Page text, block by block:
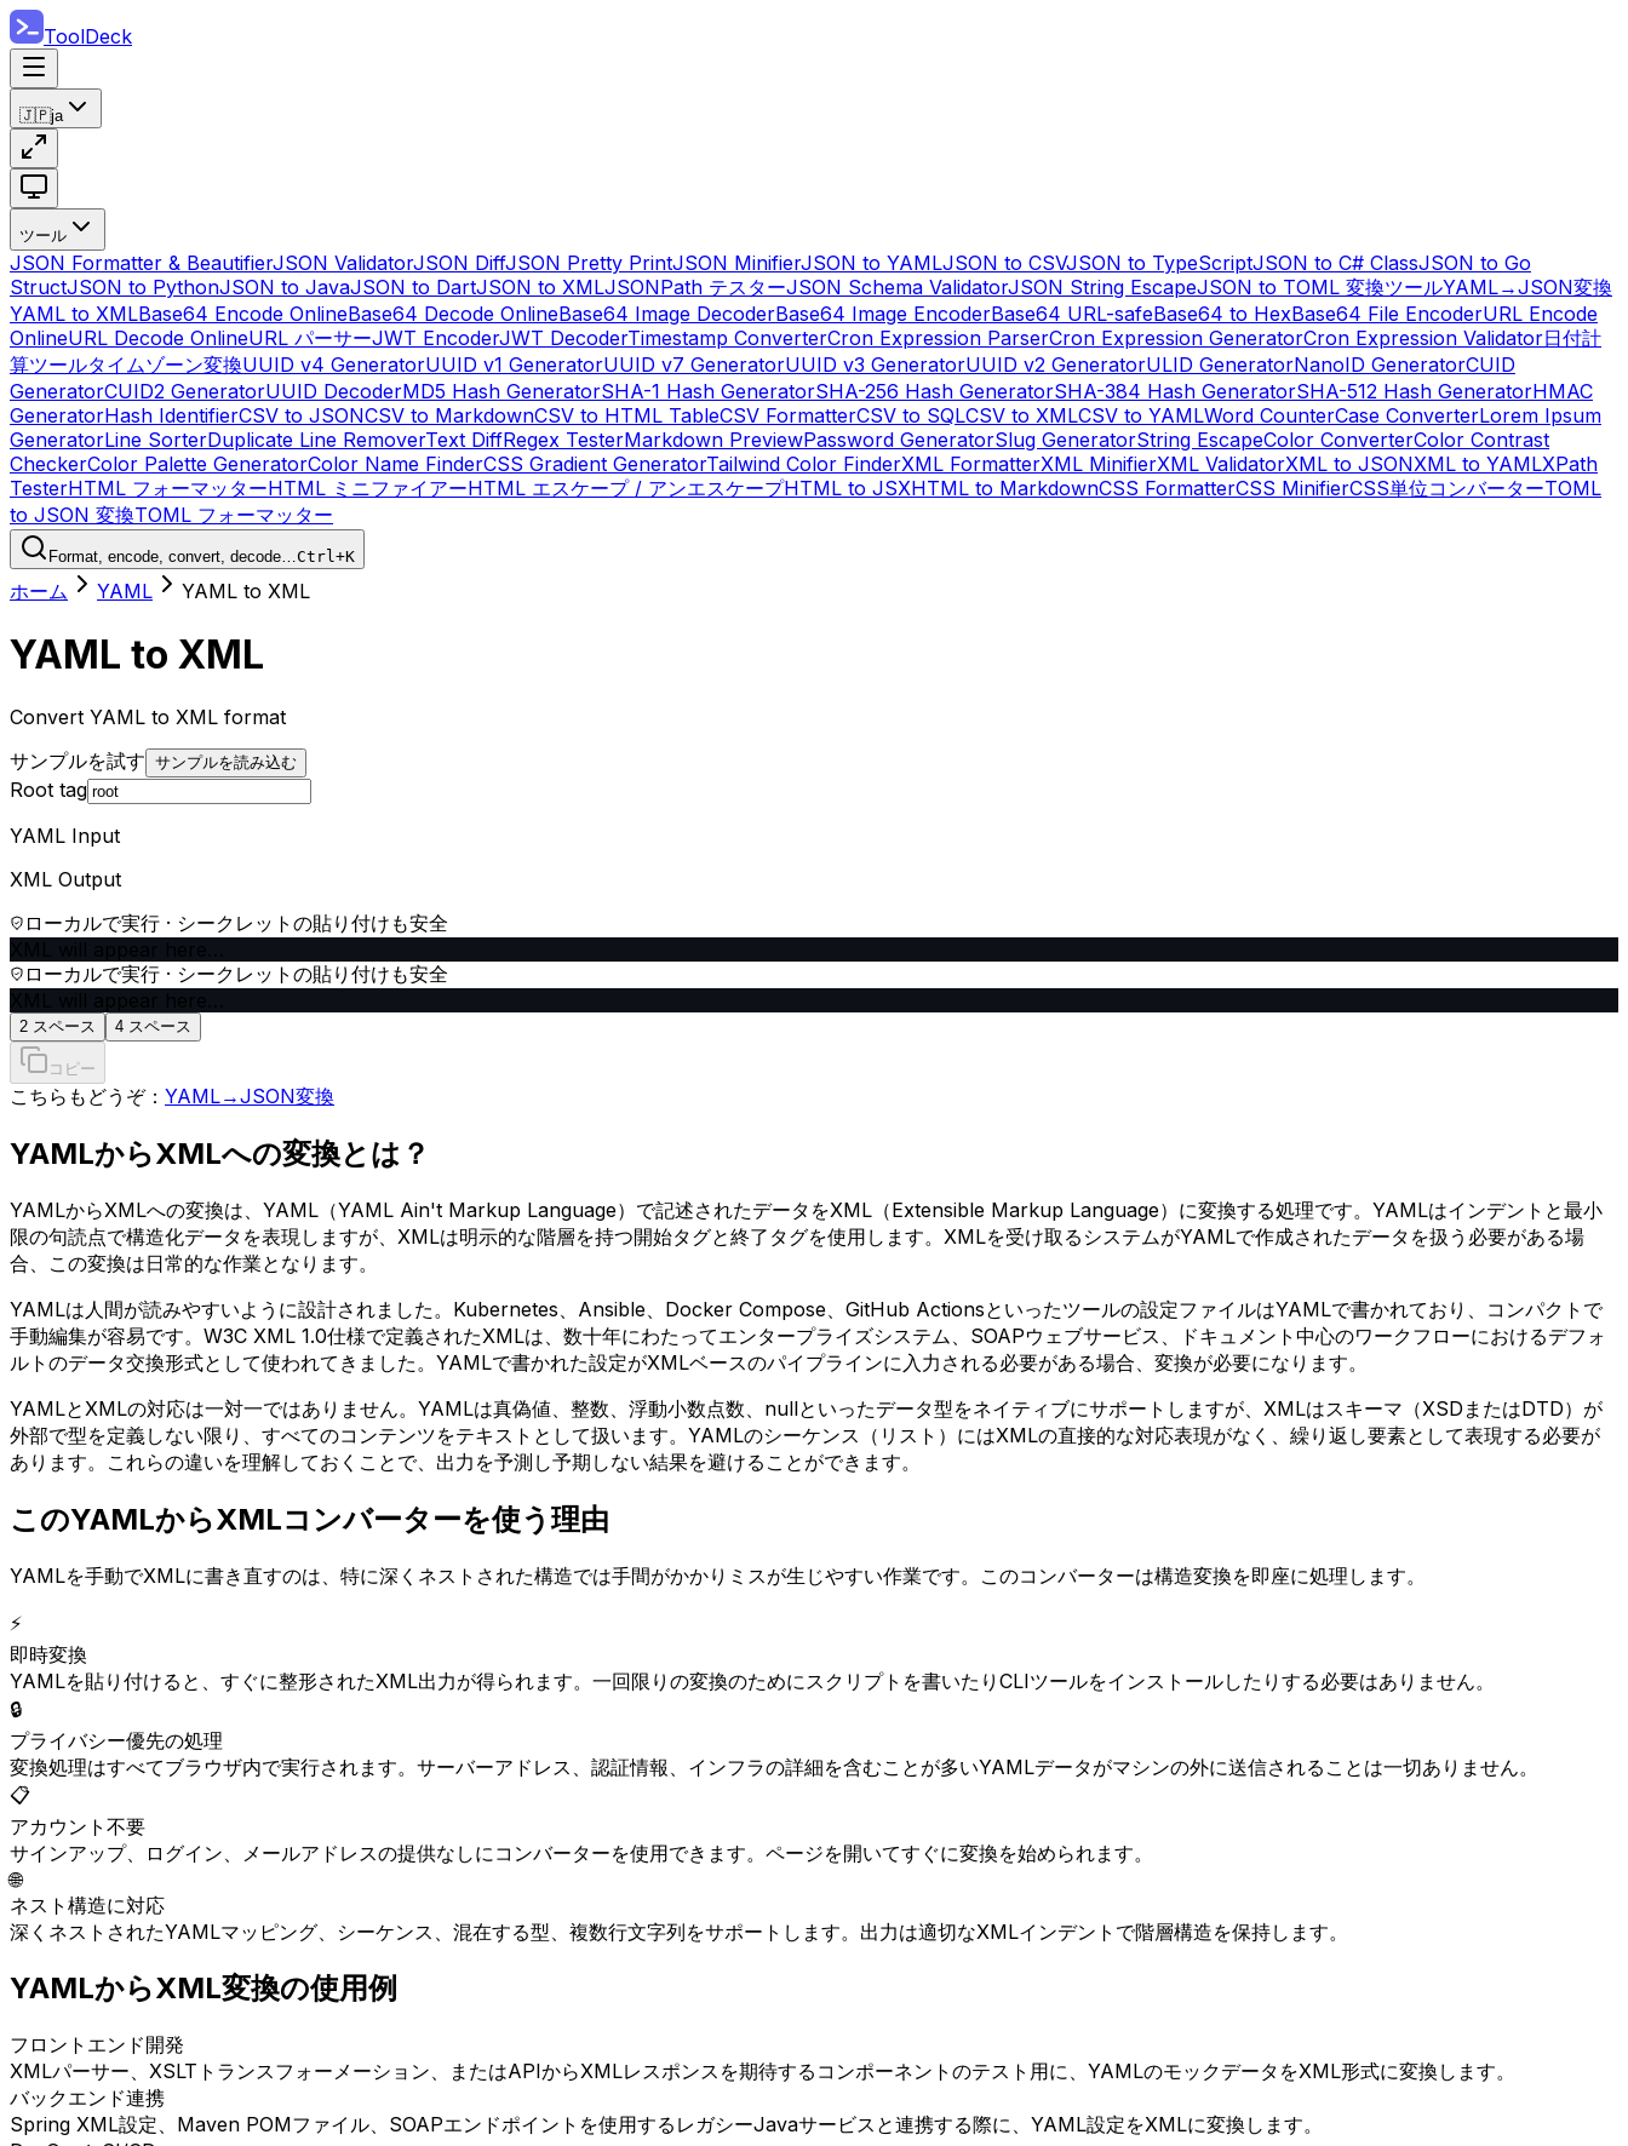
ToolDeck
🇯🇵ja
ツール
JSON Formatter & BeautifierJSON ValidatorJSON DiffJSON Pretty PrintJSON MinifierJSON to YAMLJSON to CSVJSON to TypeScriptJSON to C# ClassJSON to Go
StructJSON to PythonJSON to JavaJSON to DartJSON to XMLJSONPath テスターJSON Schema ValidatorJSON String EscapeJSON to TOML 変換ツールYAML→JSON変換
YAML to XMLBase64 Encode OnlineBase64 Decode OnlineBase64 Image DecoderBase64 Image EncoderBase64 URL-safeBase64 to HexBase64 File EncoderURL Encode
OnlineURL Decode OnlineURL パーサーJWT EncoderJWT DecoderTimestamp ConverterCron Expression ParserCron Expression GeneratorCron Expression Validator日付計
算ツールタイムゾーン変換UUID v4 GeneratorUUID v1 GeneratorUUID v7 GeneratorUUID v3 GeneratorUUID v2 GeneratorULID GeneratorNanoID GeneratorCUID
GeneratorCUID2 GeneratorUUID DecoderMD5 Hash GeneratorSHA-1 Hash GeneratorSHA-256 Hash GeneratorSHA-384 Hash GeneratorSHA-512 Hash GeneratorHMAC
GeneratorHash IdentifierCSV to JSONCSV to MarkdownCSV to HTML TableCSV FormatterCSV to SQLCSV to XMLCSV to YAMLWord CounterCase ConverterLorem Ipsum
GeneratorLine SorterDuplicate Line RemoverText DiffRegex TesterMarkdown PreviewPassword GeneratorSlug GeneratorString EscapeColor ConverterColor Contrast
CheckerColor Palette GeneratorColor Name FinderCSS Gradient GeneratorTailwind Color FinderXML FormatterXML MinifierXML ValidatorXML to JSONXML to YAMLXPath
TesterHTML フォーマッターHTML ミニファイアーHTML エスケープ / アンエスケープHTML to JSXHTML to MarkdownCSS FormatterCSS MinifierCSS単位コンバーターTOML
to JSON 変換TOML フォーマッター
Format, encode, convert, decode…Ctrl+K
ホーム YAML YAML to XML
YAML to XML
Convert YAML to XML format
サンプルを試す サンプルを読み込む
Root tag
YAML Input
XML Output
ローカルで実行 · シークレットの貼り付けも安全
ローカルで実行 · シークレットの貼り付けも安全
2 スペース 4 スペース
コピー
こちらもどうぞ： YAML→JSON変換
YAMLからXMLへの変換とは？
YAMLからXMLへの変換は、YAML（YAML Ain't Markup Language）で記述されたデータをXML（Extensible Markup Language）に変換する処理です。YAMLはインデントと最小
限の句読点で構造化データを表現しますが、XMLは明示的な階層を持つ開始タグと終了タグを使用します。XMLを受け取るシステムがYAMLで作成されたデータを扱う必要がある場
合、この変換は日常的な作業となります。
YAMLは人間が読みやすいように設計されました。Kubernetes、Ansible、Docker Compose、GitHub Actionsといったツールの設定ファイルはYAMLで書かれており、コンパクトで
手動編集が容易です。W3C XML 1.0仕様で定義されたXMLは、数十年にわたってエンタープライズシステム、SOAPウェブサービス、ドキュメント中心のワークフローにおけるデフォ
ルトのデータ交換形式として使われてきました。YAMLで書かれた設定がXMLベースのパイプラインに入力される必要がある場合、変換が必要になります。
YAMLとXMLの対応は一対一ではありません。YAMLは真偽値、整数、浮動小数点数、nullといったデータ型をネイティブにサポートしますが、XMLはスキーマ（XSDまたはDTD）が
外部で型を定義しない限り、すべてのコンテンツをテキストとして扱います。YAMLのシーケンス（リスト）にはXMLの直接的な対応表現がなく、繰り返し要素として表現する必要が
あります。これらの違いを理解しておくことで、出力を予測し予期しない結果を避けることができます。
このYAMLからXMLコンバーターを使う理由
YAMLを手動でXMLに書き直すのは、特に深くネストされた構造では手間がかかりミスが生じやすい作業です。このコンバーターは構造変換を即座に処理します。
⚡
即時変換
YAMLを貼り付けると、すぐに整形されたXML出力が得られます。一回限りの変換のためにスクリプトを書いたりCLIツールをインストールしたりする必要はありません。
🔒
プライバシー優先の処理
変換処理はすべてブラウザ内で実行されます。サーバーアドレス、認証情報、インフラの詳細を含むことが多いYAMLデータがマシンの外に送信されることは一切ありません。
📋
アカウント不要
サインアップ、ログイン、メールアドレスの提供なしにコンバーターを使用できます。ページを開いてすぐに変換を始められます。
🌐
ネスト構造に対応
深くネストされたYAMLマッピング、シーケンス、混在する型、複数行文字列をサポートします。出力は適切なXMLインデントで階層構造を保持します。
YAMLからXML変換の使用例
フロントエンド開発
XMLパーサー、XSLTトランスフォーメーション、またはAPIからXMLレスポンスを期待するコンポーネントのテスト用に、YAMLのモックデータをXML形式に変換します。
バックエンド連携
Spring XML設定、Maven POMファイル、SOAPエンドポイントを使用するレガシーJavaサービスと連携する際に、YAML設定をXMLに変換します。